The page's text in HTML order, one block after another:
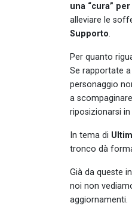
una “cura”
alleviare le
Supporto.
Per quanto
Se rapportate
personaggio
a
riposizionarsi
In tema di
tronco dà
Già da queste
noi non
aggiornamenti.